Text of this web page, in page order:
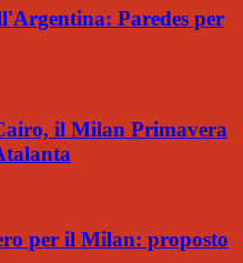
Paredes per
il Milan Primavera
per il Milan: proposto